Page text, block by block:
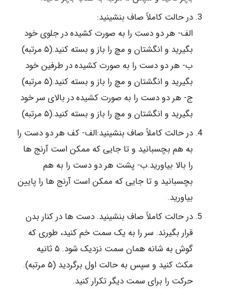
در حالت کاملاً صاف بنشینید:
الف- هر دو دست را به صورت کشیده در جلوی خود
بگیرید و انگشتان و مچ را باز و بسته کنید.(۵ مرتبه)
ب- هر دو دست را به صورت کشیده در طرفین خود
بگیرید و انگشتان و مچ را باز و بسته کنید.(۵ مرتبه)
ج- هر دو دست را به صورت کشیده در بالای سر خود
بگیرید و انگشتان و مچ را باز و بسته کنید.(۵ مرتبه)
در حالت کاملاً صاف بنشینید:الف- کف هر دو دست را
به هم بچسبانید و تا جایی که ممکن است آرنج ها
را بالا بیاورید.ب- پشت هر دو دست را به هم
بچسبانید و تا جایی که ممکن است آرنج ها را پایین
بیاورید.
در حالت کاملاً صاف بنشینید. دست ها در کنار بدن
قرار بگیرند. سر را به یک سمت خم کنید، طوری که
گوش به شانه همان سمت نزدیک شود. ۵ ثانیه
مکث کنید و سپس به حالت اول برگردید (۵ مرتبه).
حرکت را برای سمت دیگر تکرار کنید.